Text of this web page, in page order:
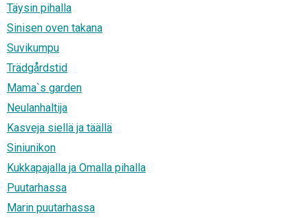
Täysin pihalla
Sinisen oven takana
Suvikumpu
Trädgårdstid
Mama`s garden
Neulanhaltija
Kasveja siellä ja täällä
Siniunikon
Kukkapajalla ja Omalla pihalla
Puutarhassa
Marin puutarhassa